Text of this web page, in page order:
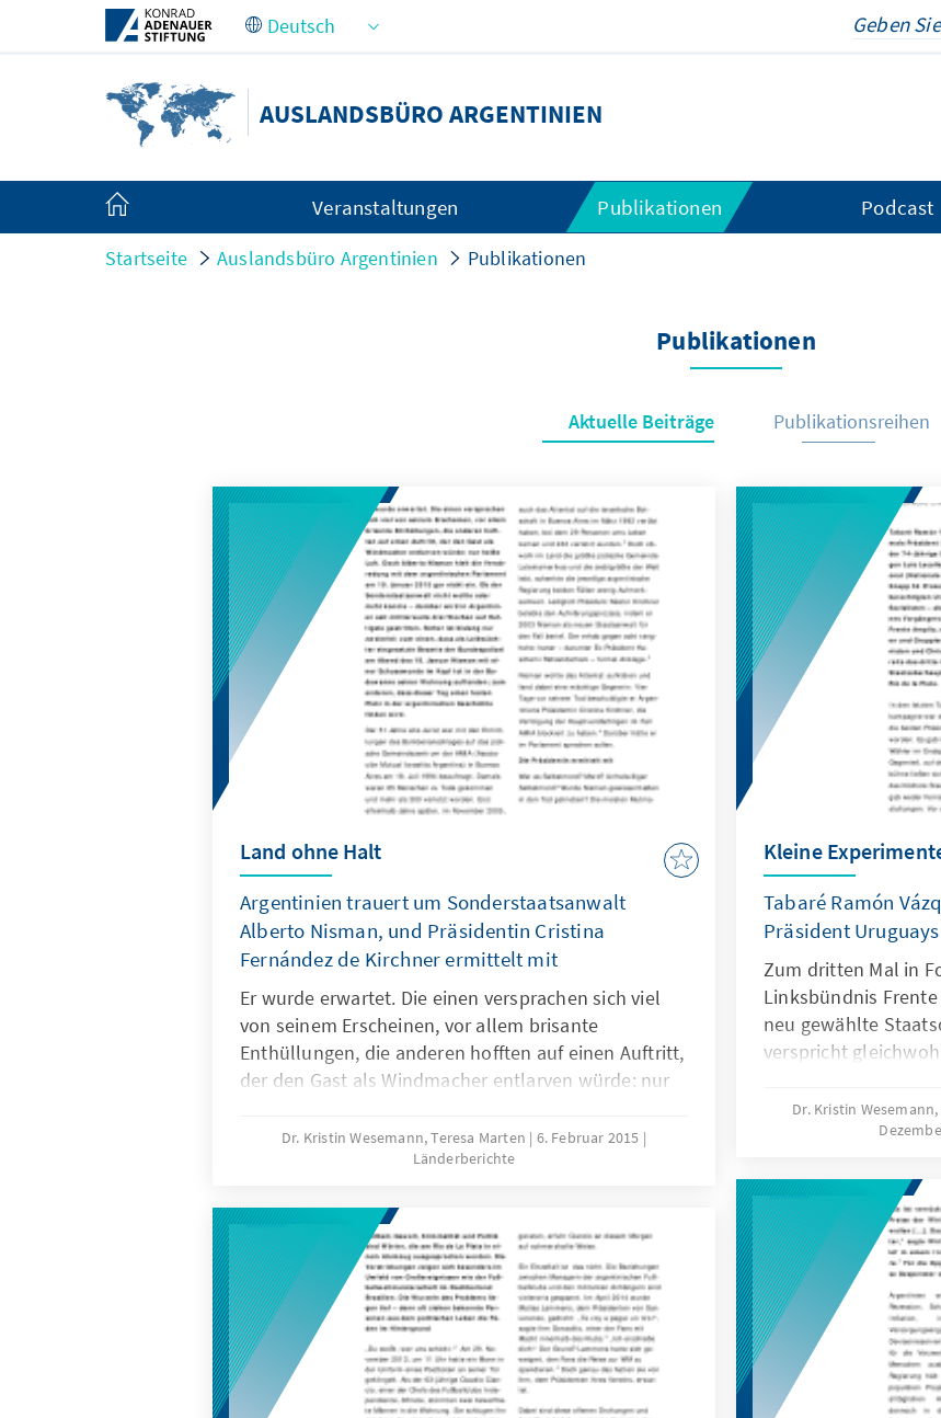
Zum Hauptinhalt springen
AUSLANDSBÜRO ARGENTINIEN
Veranstaltungen Publikationen Podcast
Startseite Auslandsbüro Argentinien Publikationen
Publikationen
Aktuelle Beiträge Publikationsreihen
Land ohne Halt
Argentinien trauert um Sonderstaatsanwalt
Alberto Nisman, und Präsidentin Cristina
Fernández de Kirchner ermittelt mit
Er wurde erwartet. Die einen versprachen sich viel
von seinem Erscheinen, vor allem brisante
Enthüllungen, die anderen hofften auf einen Auftritt,
der den Gast als Windmacher entlarven würde: nur
Verabredung mit dem argentinischen Parlament am
19. Januar 2015 gar nicht ein. Ob der
– darüber wird in Argentinien seit mittlerweile drei
Wochen auf Heftigste gestritten.
Dr. Kristin Wesemann, Teresa Marten
6. Februar 2015
Länderberichte
Kleine
Tabaré Ramón
Präsident Uruguays
Zum dritten Mal in
Linksbündnis
neu gewählte
verspricht
Dr. Kristin